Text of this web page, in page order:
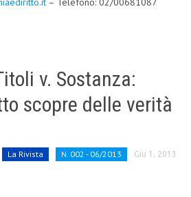
v. Sostanza:
scopre delle verità
La Rivista N. 002 - 06/2013 Giu 1, 2013